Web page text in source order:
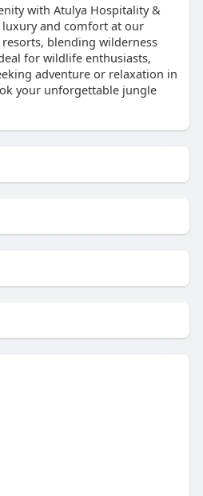
with Atulya Hospitality &
luxury and comfort at our
blending wilderness
for wildlife enthusiasts,
adventure or relaxation in
your unforgettable jungle